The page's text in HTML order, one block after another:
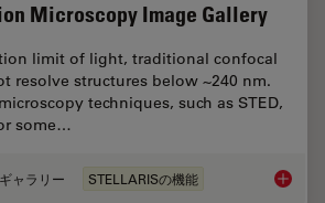
Microscopy Image Gallery
limit of light, traditional confocal
resolve structures below ~240 nm.
techniques, such as STED,
some…
ギャラリー STELLARISの機能 Super-